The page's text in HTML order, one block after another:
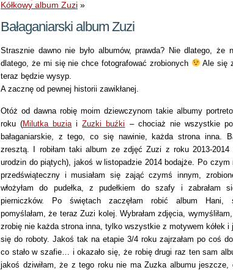
Kółkowy album Zuzi »
Bałaganiarski album Zuzi
Strasznie dawno nie było albumów, prawda? Nie dlatego, że
dlatego, że mi się nie chce fotografować zrobionych
Ale się
teraz będzie wysyp.
A zacznę od pewnej historii zawikłanej.
Otóż od dawna robię moim dziewczynom takie albumy
roku (Milutka buziaiZuzki buźki – chociaż nie wszystkie
bałaganiarskie, z tego, co się nawinie, każda strona inna.
zresztą. I robiłam taki album ze zdjęć Zuzi z roku 2013-2014
urodzin do piątych), jakoś w listopadzie 2014 bodajże. Po czym
przedświąteczny i musiałam się zająć czymś innym,
włożyłam do pudełka, z pudełkiem do szafy i zabrałam
pierniczków. Po świętach zaczęłam robić album Hani,
pomyślałam, że teraz Zuzi kolej. Wybrałam zdjęcia,
zrobię nie każda strona inna, tylko wszystkie z motywem kółek i
się do roboty. Jakoś tak na etapie 3/4 roku zajrzałam po coś do
co stało w szafie… i okazało się, że robię drugi raz ten sam
jakoś dziwiłam, że z tego roku nie ma Zuzka albumu